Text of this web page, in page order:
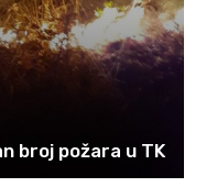
broj požara u TK